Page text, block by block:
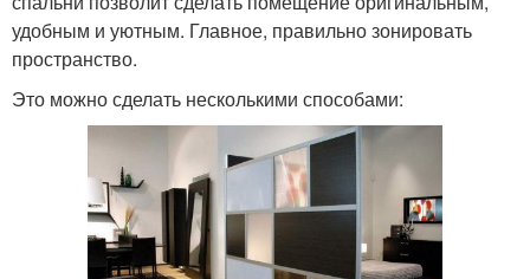
удобным и уютным. Главное, правильно зонировать
пространство.
Это можно сделать несколькими способами: